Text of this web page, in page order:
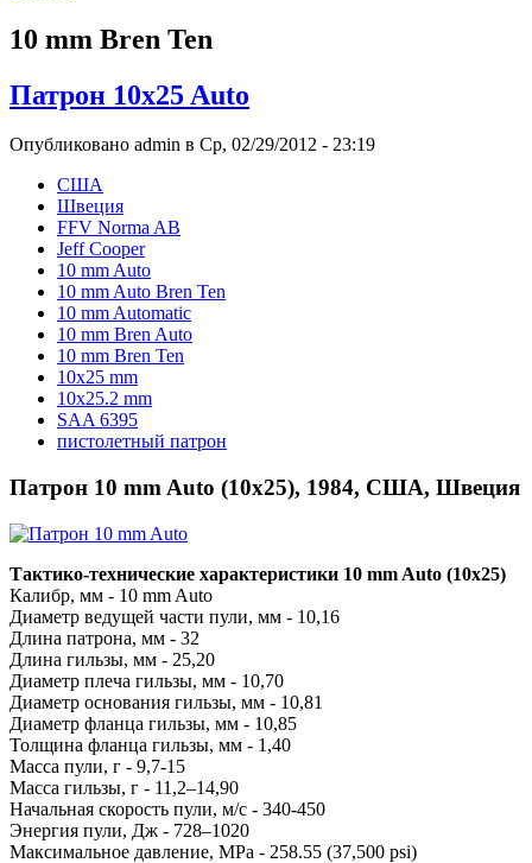
10 mm Bren Ten
Патрон 10x25 Auto
Опубликовано admin в Ср, 02/29/2012 - 23:19
США
Швеция
FFV Norma AB
Jeff Cooper
10 mm Auto
10 mm Auto Bren Ten
10 mm Automatic
10 mm Bren Auto
10 mm Bren Ten
10x25 mm
10x25.2 mm
SAA 6395
пистолетный патрон
Патрон 10 mm Auto (10x25), 1984, США, Швеция
Тактико-технические характеристики 10 mm Auto (10x25)
Калибр, мм - 10 mm Auto
Диаметр ведущей части пули, мм - 10,16
Длина патрона, мм - 32
Длина гильзы, мм - 25,20
Диаметр плеча гильзы, мм - 10,70
Диаметр основания гильзы, мм - 10,81
Диаметр фланца гильзы, мм - 10,85
Толщина фланца гильзы, мм - 1,40
Масса пули, г - 9,7-15
Масса гильзы, г - 11,2–14,90
Начальная скорость пули, м/с - 340-450
Энергия пули, Дж - 728–1020
Максимальное давление, MPa - 258.55 (37,500 psi)